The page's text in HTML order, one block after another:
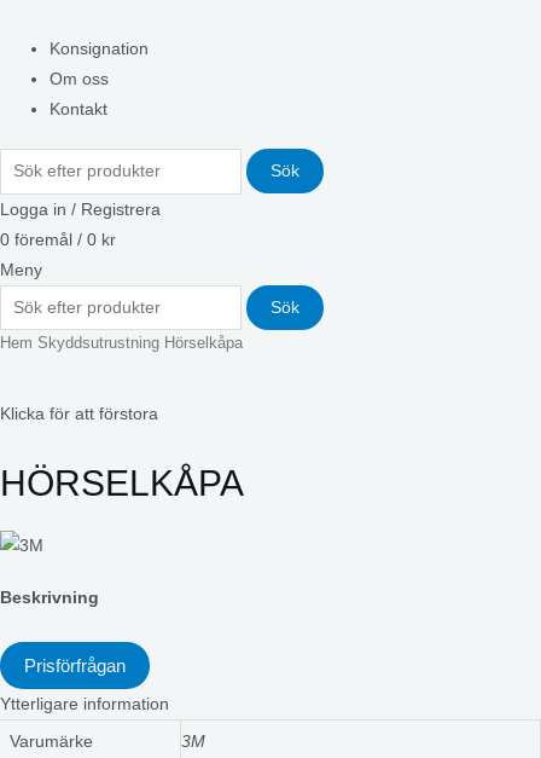
Konsignation
Om oss
Kontakt
Sök
Logga in / Registrera
0 föremål / 0 kr
Meny
Sök
Hem Skyddsutrustning Hörselkåpa
Klicka för att förstora
HÖRSELKÅPA
Beskrivning
Prisförfrågan
Ytterligare information
Varumärke 3M